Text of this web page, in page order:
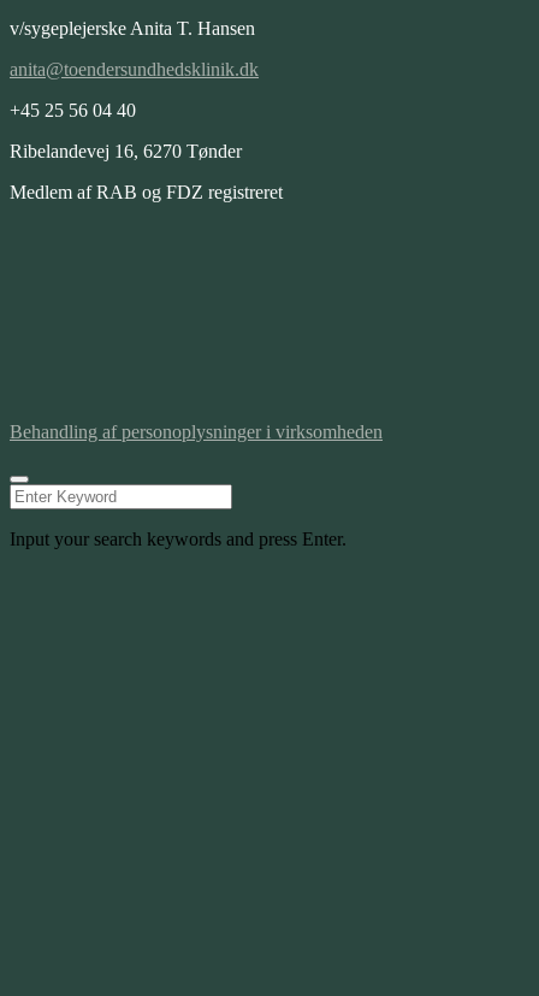
v/sygeplejerske Anita T. Hansen
anita@toendersundhedsklinik.dk
+45 25 56 04 40
Ribelandevej 16, 6270 Tønder
Medlem af RAB og FDZ registreret
Behandling af personoplysninger i virksomheden
Input your search keywords and press Enter.